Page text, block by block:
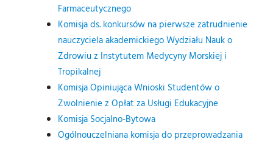
Farmaceutycznego
Komisja ds. konkursów na pierwsze zatrudnienie
nauczyciela akademickiego Wydziału Nauk o
Zdrowiu z Instytutem Medycyny Morskiej i
Tropikalnej
Komisja Opiniująca Wnioski Studentów o
Zwolnienie z Opłat za Usługi Edukacyjne
Komisja Socjalno-Bytowa
Ogólnouczelniana komisja do przeprowadzania